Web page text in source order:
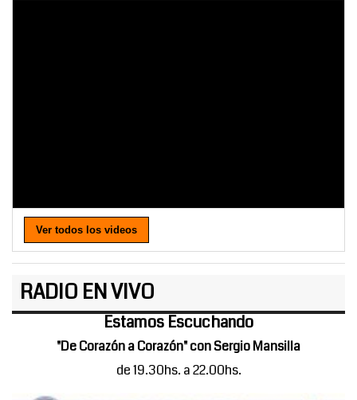
Ver todos los videos
RADIO EN VIVO
Estamos Escuchando
"De Corazón a Corazón" con Sergio Mansilla
de 19.30hs. a 22.00hs.